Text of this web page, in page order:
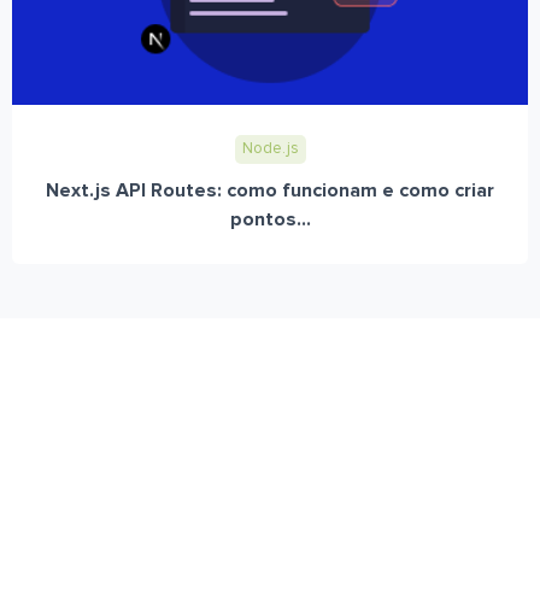
Node.js
Next.js API Routes: como funcionam e como criar
pontos...